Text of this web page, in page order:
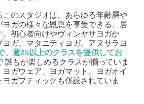
このスタジオは、あらゆる年齢層や
ガの様々な恩恵を享受できる、居
初心者向けやヴィンヤサヨガか
ガ、マタニティヨガ、アヌサラヨ
、週25以上のクラスを提供してお
誰もが楽しめるクラスが揃っていま
ガウェア、ヨガマット、ヨガオイ
ガブティックも併設されていま